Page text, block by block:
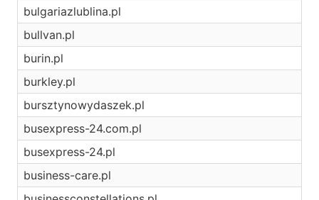
bulgariazlublina.pl
bullvan.pl
burin.pl
burkley.pl
bursztynowydaszek.pl
busexpress-24.com.pl
busexpress-24.pl
business-care.pl